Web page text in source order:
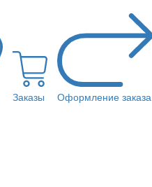
Заказы
Оформление заказа